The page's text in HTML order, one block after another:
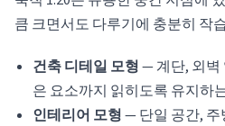
큼 크면서도 다루기에 충분히 작
건축 디테일 모형— 계단, 외벽
은 요소까지 읽히도록 유지하
인테리어 모형— 단일 공간, 주